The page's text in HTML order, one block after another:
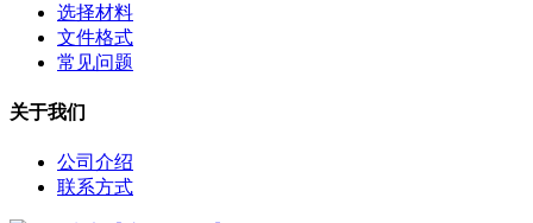
选择材料
文件格式
常见问题
关于我们
公司介绍
联系方式